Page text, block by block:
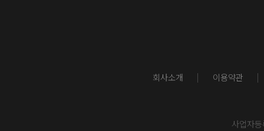
회사소개 이용약관
사업자